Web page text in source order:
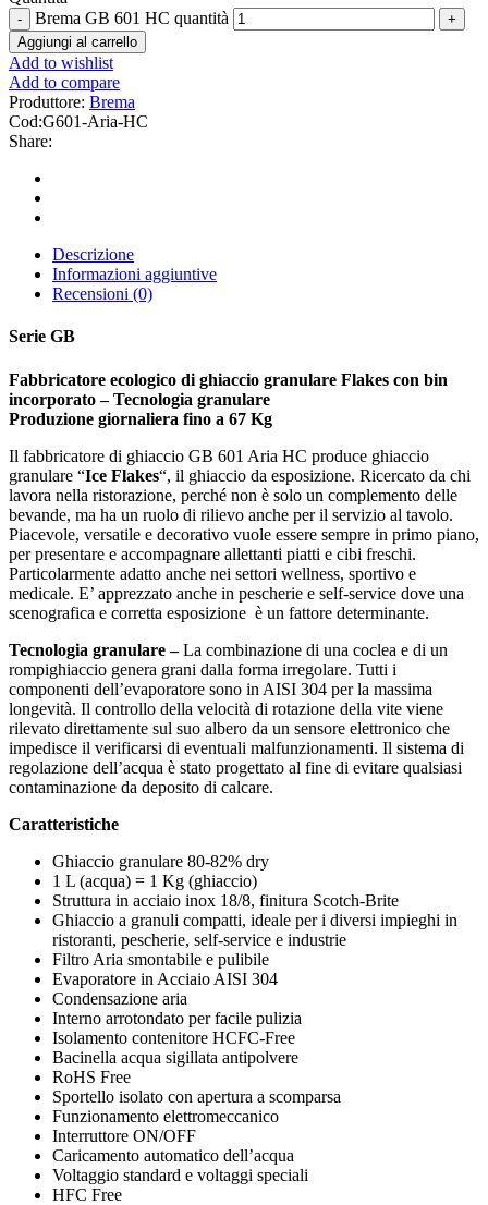
Brema GB 601 HC quantità
Aggiungi al carrello
Add to wishlist
Add to compare
Produttore: Brema
Cod:G601-Aria-HC
Share:
Descrizione
Informazioni aggiuntive
Recensioni (0)
Serie GB
Fabbricatore ecologico di ghiaccio granulare Flakes con bin
incorporato – Tecnologia granulare
Produzione giornaliera fino a 67 Kg
Il fabbricatore di ghiaccio GB 601 Aria HC produce ghiaccio
granulare “Ice Flakes“, il ghiaccio da esposizione. Ricercato da chi
lavora nella ristorazione, perché non è solo un complemento delle
bevande, ma ha un ruolo di rilievo anche per il servizio al tavolo.
Piacevole, versatile e decorativo vuole essere sempre in primo piano,
per presentare e accompagnare allettanti piatti e cibi freschi.
Particolarmente adatto anche nei settori wellness, sportivo e
medicale. E’ apprezzato anche in pescherie e self-service dove una
scenografica e corretta esposizione è un fattore determinante.
Tecnologia granulare –La combinazione di una coclea e di un
rompighiaccio genera grani dalla forma irregolare. Tutti i
componenti dell’evaporatore sono in AISI 304 per la massima
longevità. Il controllo della velocità di rotazione della vite viene
rilevato direttamente sul suo albero da un sensore elettronico che
impedisce il verificarsi di eventuali malfunzionamenti. Il sistema di
regolazione dell’acqua è stato progettato al fine di evitare qualsiasi
contaminazione da deposito di calcare.
Caratteristiche
Ghiaccio granulare 80-82% dry
1 L (acqua) = 1 Kg (ghiaccio)
Struttura in acciaio inox 18/8, finitura Scotch-Brite
Ghiaccio a granuli compatti, ideale per i diversi impieghi in
ristoranti, pescherie, self-service e industrie
Filtro Aria smontabile e pulibile
Evaporatore in Acciaio AISI 304
Condensazione aria
Interno arrotondato per facile pulizia
Isolamento contenitore HCFC-Free
Bacinella acqua sigillata antipolvere
RoHS Free
Sportello isolato con apertura a scomparsa
Funzionamento elettromeccanico
Interruttore ON/OFF
Caricamento automatico dell’acqua
Voltaggio standard e voltaggi speciali
HFC Free